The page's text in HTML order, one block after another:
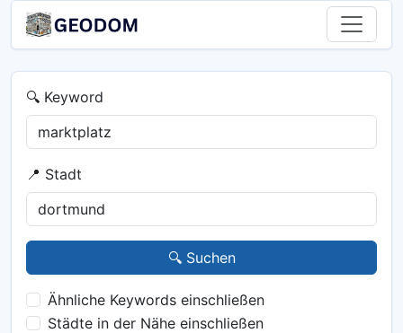
🔍 Keyword
📍 Stadt
🔍 Suchen
Ähnliche Keywords einschließen
Städte in der Nähe einschließen